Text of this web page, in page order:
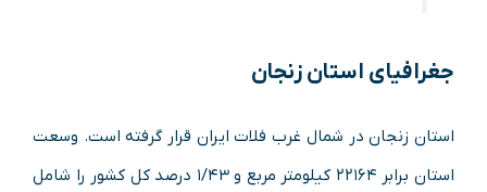
جغرافیای استان زنجان
استان زنجان در شمال غرب فلات ایران قرار گرفته‌ است. وسعت
استان برابر ۲۲۱۶۴ کیلومتر مربع و ۱/۴۳ درصد کل کشور را شامل